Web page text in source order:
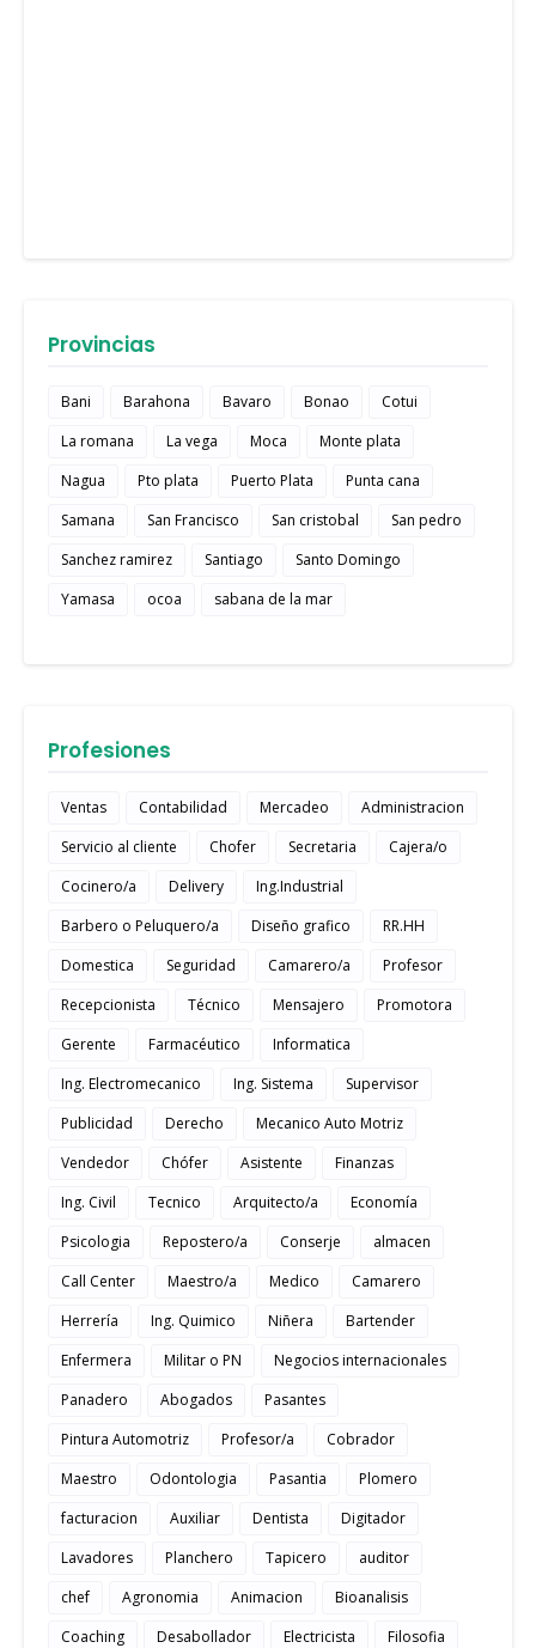
Provincias
Bani Barahona Bavaro Bonao
Cotui
La romana
La vega Moca
Monte plata
Nagua
Pto plata Puerto Plata
Punta cana
Samana
San Francisco San cristobal
San pedro
Sanchez ramirez
Santiago
Santo Domingo
Yamasa
ocoa sabana de la mar
Profesiones
Ventas Contabilidad Mercadeo
Administracion
Servicio al cliente
Chofer Secretaria
Cajera/o
Cocinero/a
Delivery
Ing.Industrial
Barbero o Peluquero/a
Diseño grafico
RR.HH
Domestica
Seguridad Camarero/a
Profesor
Recepcionista
Técnico Mensajero
Promotora
Gerente
Farmacéutico
Informatica
Ing. Electromecanico
Ing. Sistema
Supervisor
Publicidad
Derecho
Mecanico Auto Motriz
Vendedor
Chófer Asistente
Finanzas
Ing. Civil
Tecnico Arquitecto/a
Economía
Psicologia
Repostero/a Conserje
almacen
Call Center
Maestro/a Medico
Camarero
Herrería
Ing. Quimico Niñera
Bartender
Enfermera
Militar o PN
Negocios internacionales
Panadero
Abogados
Pasantes
Pintura Automotriz
Profesor/a
Cobrador
Maestro
Odontologia Pasantia
Plomero
facturacion
Auxiliar Dentista
Digitador
Lavadores
Planchero Tapicero
auditor
chef
Agronomia Animacion
Bioanalisis
Coaching
Desabollador Electricista
Filosofia